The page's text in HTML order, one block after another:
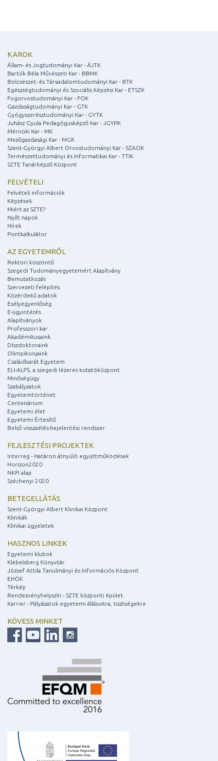
KAROK
Állam- és Jogtudományi Kar - ÁJTK
Bartók Béla Művészeti Kar - BBMK
Bölcsészet- és Társadalomtudományi Kar - BTK
Egészségtudományi és Szociális Képzési Kar - ETSZK
Fogorvostudományi Kar - FOK
Gazdaságtudományi Kar - GTK
Gyógyszerésztudományi Kar - GYTK
Juhász Gyula Pedagógusképző Kar - JGYPK
Mérnöki Kar - MK
Mezőgazdasági Kar - MGK
Szent-Györgyi Albert Orvostudományi Kar - SZAOK
Természettudományi és Informatikai Kar - TTIK
SZTE Tanárképző Központ
FELVÉTELI
Felvételi információk
Képzések
Miért az SZTE?
Nyílt napok
Hírek
Pontkalkulátor
AZ EGYETEMRŐL
Rektori köszöntő
Szegedi Tudományegyetemért Alapítvány
Bemutatkozás
Szervezeti felépítés
Közérdekű adatok
Esélyegyenlőség
E-ügyintézés
Alapítványok
Professzori kar
Akadémikusaink
Díszdoktoraink
Olimpikonjaink
Családbarát Egyetem
ELI-ALPS, a szegedi lézeres kutatóközpont
Minőségügy
Szabályzatok
Egyetemtörténet
Centenárium
Egyetemi élet
Egyetemi Értesítő
Belső visszaélés-bejelentési rendszer
FEJLESZTÉSI PROJEKTEK
Interreg - Határon átnyúló együttműködések
Horizon2020
NKFI alap
Széchenyi 2020
BETEGELLÁTÁS
Szent-Györgyi Albert Klinikai Központ
Klinikák
Klinikai ügyeletek
HASZNOS LINKEK
Egyetemi klubok
Klebelsberg Könyvtár
József Attila Tanulmányi és Információs Központ
EHÖK
Térkép
Rendezvényhelyszín - SZTE központi épület
Karrier - Pályázatok egyetemi állásokra, tisztségekre
KÖVESS MINKET